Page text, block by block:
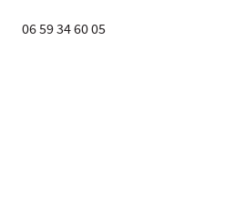
06 59 34 60 05